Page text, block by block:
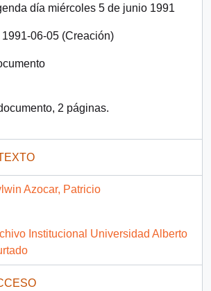
día miércoles 5 de junio 1991
1991-06-05 (Creación)
2 páginas.
Azocar, Patricio
Institucional Universidad Alberto